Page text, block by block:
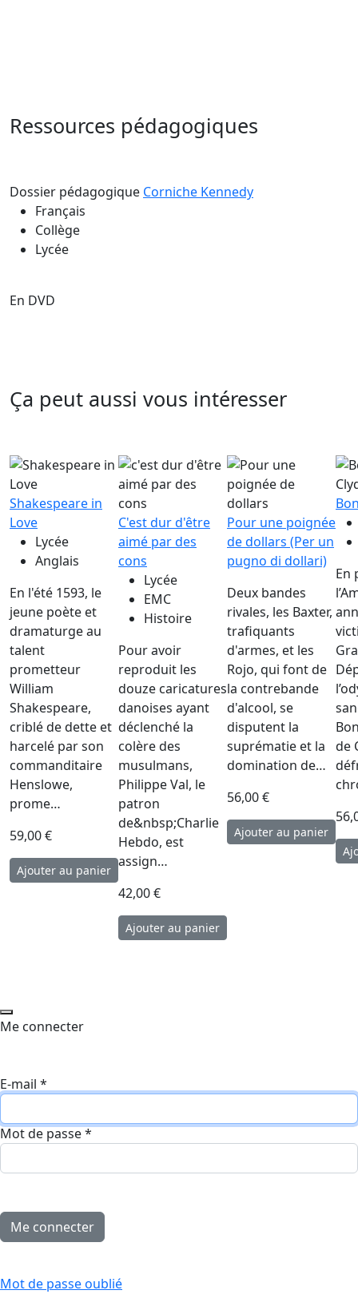
Ressources pédagogiques
Dossier pédagogique Corniche Kennedy
Français
Collège
Lycée
En DVD
Ça peut aussi vous intéresser
Shakespeare in
Love
Lycée
Anglais
En l'été 1593, le
jeune poète et
dramaturge au
talent
prometteur
William
Shakespeare,
criblé de dette et
harcelé par son
commanditaire
Henslowe,
prome…
59,00 €
C'est dur d'être
aimé par des
cons
Lycée
EMC
Histoire
Pour avoir
reproduit les
douze caricatures
danoises ayant
déclenché la
colère des
musulmans,
Philippe Val, le
patron
de&nbsp;Charlie
Hebdo, est
assign…
42,00 €
Pour une poignée
de dollars (Per un
pugno di dollari)
Deux bandes
rivales, les Baxter,
trafiquants
d'armes, et les
Rojo, qui font de
la contrebande
d'alcool, se
disputent la
suprématie et la
domination de…
56,00 €
En
de
Me connecter
E-mail *
Mot de passe*
Mot de passe oublié